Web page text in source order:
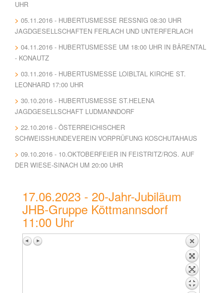
UHR
05.11.2016 - HUBERTUSMESSE RESSNIG 08:30 UHR J
AGDGESELLSCHAFTEN FERLACH UND UNTERFERLACH
04.11.2016 - HUBERTUSMESSE UM 18:00 UHR IN BÄRENTAL
- KONAUTZ
03.11.2016 - HUBERTUSMESSE LOIBLTAL KIRCHE ST.
LEONHARD 17:00 UHR
30.10.2016 - HUBERTUSMESSE ST.HELENA
JAGDGESELLSCHAFT LUDMANNDORF
22.10.2016 - ÖSTERREICHISCHER
SCHWEISSHUNDEVEREIN VORPRÜFUNG KOSCHUTAHAUS
09.10.2016 - 10.OKTOBERFEIER IN FEISTRITZ/ROS. AUF
DER WIESE-SINACH UM 20:00 UHR
17.06.2023 - 20-Jahr-Jubiläum
JHB-Gruppe Köttmannsdorf
11:00 Uhr